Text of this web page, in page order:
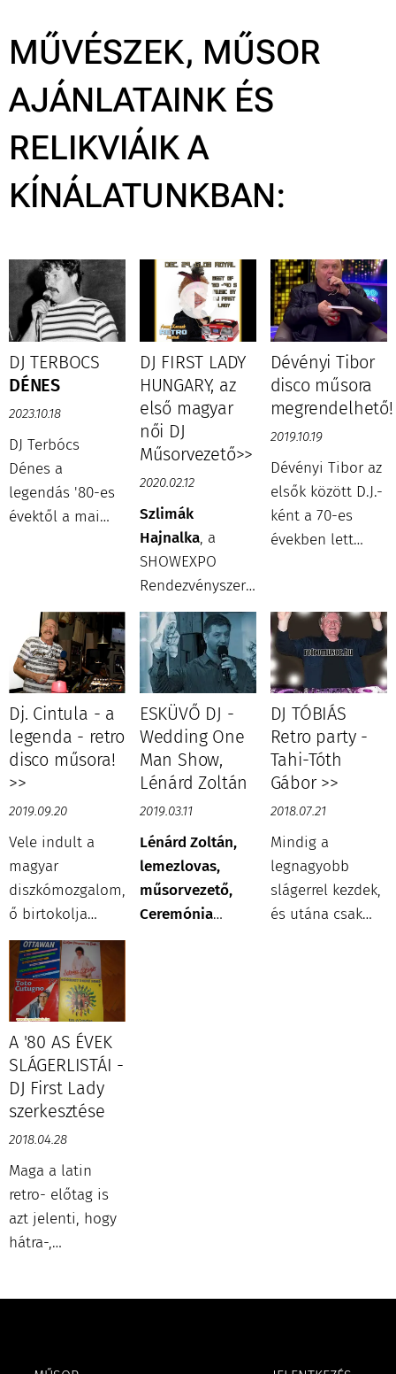
MŰVÉSZEK, MŰSOR
AJÁNLATAINK ÉS
RELIKVIÁIK A
KÍNÁLATUNKBAN:
DJ TERBOCS
DÉNES
2023.10.18
DJ Terbócs
Dénes a
legendás '80-es
évektől a mai
legnagyobb
slágereit!
DJ FIRST LADY
HUNGARY, az
első magyar
női DJ
Műsorvezető>>
2020.02.12
Szlimák
Hajnalka, a
SHOWEXPO
Rendezvényszervező
és Sajtóiroda ex
tulajdonosa,
1980 óta
foglalkozik
műsorvezetéssel,
rendezvényszervezéssel,
újságírással,
illetve könyv- és
Dévényi Tibor
disco műsora
megrendelhető!
2019.10.19
Dévényi Tibor az
elsők között D.J.-
ként a 70-es
években lett
televíziós
műsora a Három
kívánság volt,
mely
lehetőséget
teremtett
kamaszkorú
gyermekek hogy
találkozhassanak
Dj. Cintula - a
legenda - retro
disco műsora!
>>
2019.09.20
Vele indult a
magyar
diszkómozgalom,
ő birtokolja
hazánk 1-es
számú DJ-
igazolványát,
méghozzá teljes
joggal. Keresztes
Tibor (Cintula)
évtizedeken át
mindenhol
fűzte a csajokat,
de mélyen zengő
baritonja is
ismertté tette.
ESKÜVŐ DJ -
Wedding One
Man Show,
Lénárd Zoltán
2019.03.11
Lénárd Zoltán,
lemezlovas,
műsorvezető,
Ceremónia
DJ TÓBIÁS
Retro party -
Tahi-Tóth
Gábor >>
2018.07.21
Mindig a
legnagyobb
slágerrel kezdek,
és utána csak
A '80 AS ÉVEK
SLÁGERLISTÁI -
DJ First Lady
szerkesztése
2018.04.28
Maga a latin
retro- előtag is
azt jelenti, hogy
hátra-,